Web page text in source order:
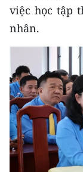
Media Môi
Ảnh
Infographic
TIN MỚI
TIN ĐỊA
Trung du và
việc học tập
nhân.